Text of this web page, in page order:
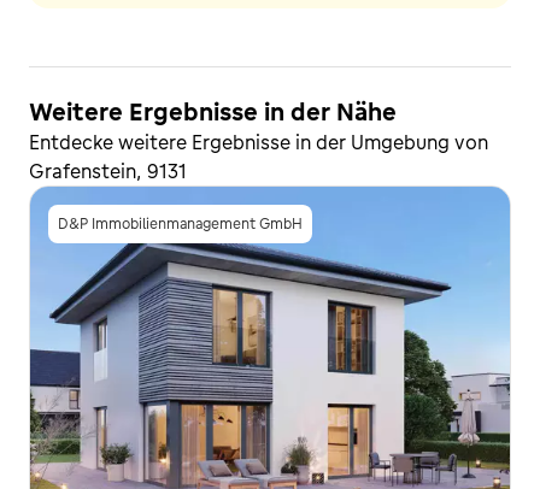
Weitere Ergebnisse in der Nähe
Entdecke weitere Ergebnisse in der Umgebung von
Grafenstein, 9131
D&P Immobilienmanagement GmbH